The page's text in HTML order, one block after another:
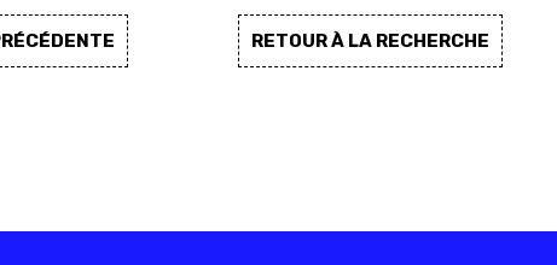
RETOUR À LA RECHERCHE